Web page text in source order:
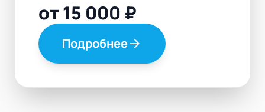
от 15 000 ₽
Подробнееarrow_forward